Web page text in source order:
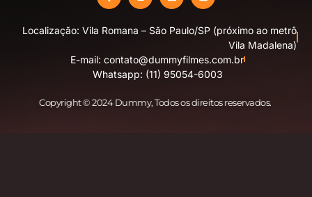
Localização: Vila Romana – São Paulo/SP (próximo ao metrô
Vila Madalena)
E-mail: contato@dummyfilmes.com.br
Whatsapp: (11) 95054-6003
Copyright © 2024 Dummy, Todos os direitos reservados.